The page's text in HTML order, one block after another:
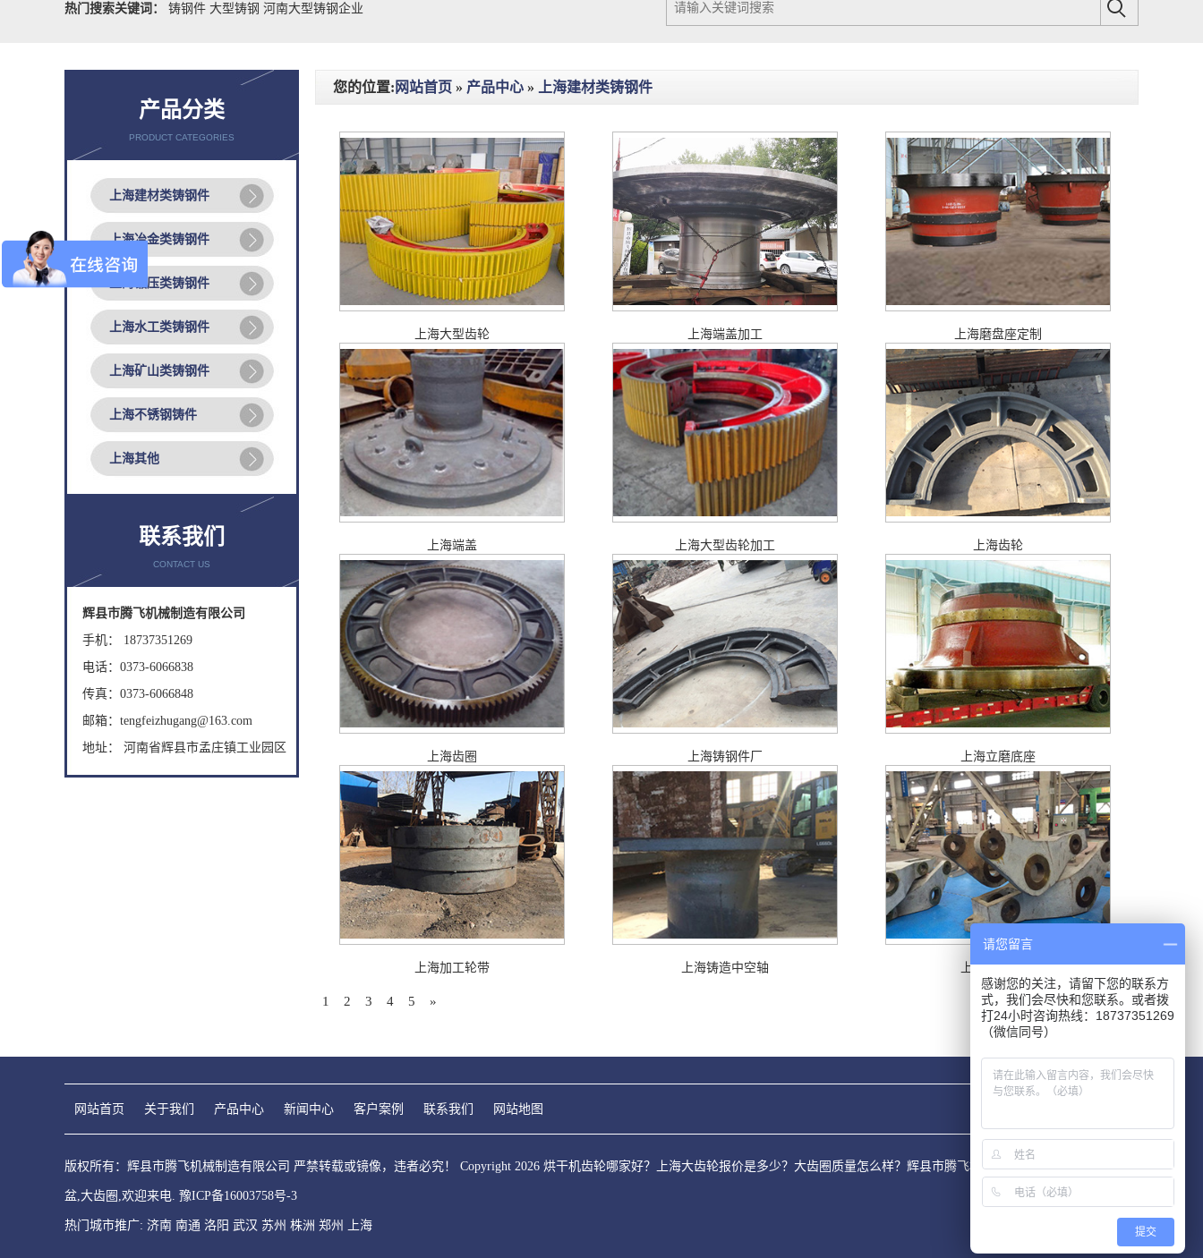
热门搜索关键词：
铸钢件 大型铸钢 河南大型铸钢企业
产品分类
PRODUCT CATEGORIES
上海建材类铸钢件
上海冶金类铸钢件
上海锻压类铸钢件
上海水工类铸钢件
上海矿山类铸钢件
上海不锈钢铸件
上海其他
联系我们
CONTACT US
辉县市腾飞机械制造有限公司
手机： 18737351269
电话：0373-6066838
传真：0373-6066848
邮箱：tengfeizhugang@163.com
地址： 河南省辉县市孟庄镇工业园区
您的位置: 网站首页 » 产品中心 » 上海建材类铸钢件
上海大型齿轮 上海端盖加工 上海磨盘座定制
上海端盖 上海大型齿轮加工 上海齿轮
上海齿圈 上海铸钢件厂 上海立磨底座
上海加工轮带 上海铸造中空轴 上海摇臂铸造
1 2 3 4 5 »
网站首页 关于我们 产品中心 新闻中心 客户案例 联系我们 网站地图
版权所有：辉县市腾飞机械制造有限公司 严禁转载或镜像，违者必究！ Copyright 2026 烘干机齿轮哪家好？上海大齿轮报价是多少？大齿圈质量怎么样？辉县市腾飞机械制造有限公司承接渣罐,渣
盆,大齿圈,欢迎来电. 豫ICP备16003758号-3
热门城市推广: 济南 南通 洛阳 武汉 苏州 株洲 郑州 上海
请您留言
感谢您的关注，请留下您的联系方
式，我们会尽快和您联系。或者拨
打24小时咨询热线：18737351269
（微信同号）
提交